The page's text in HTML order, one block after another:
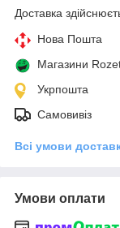
Доставка
Нова Пошта
Магазини
Укрпошта
Самовивіз
Всі умови
Умови оплати